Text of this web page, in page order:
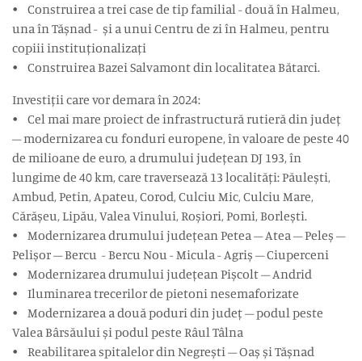
• Construirea a trei case de tip familial - două în Halmeu,
una în Tășnad - și a unui Centru de zi în Halmeu, pentru
copiii instituționalizați
• Construirea Bazei Salvamont din localitatea Bătarci.
Investiții care vor demara în 2024:
• Cel mai mare proiect de infrastructură rutieră din județ
– modernizarea cu fonduri europene, în valoare de peste 40
de milioane de euro, a drumului județean DJ 193, în
lungime de 40 km, care traversează 13 localități: Păulești,
Ambud, Petin, Apateu, Corod, Culciu Mic, Culciu Mare,
Cărășeu, Lipău, Valea Vinului, Roșiori, Pomi, Borlești.
• Modernizarea drumului județean Petea – Atea – Peleș –
Pelișor – Bercu - Bercu Nou - Micula - Agriș – Ciuperceni
• Modernizarea drumului județean Pișcolt – Andrid
• Iluminarea trecerilor de pietoni nesemaforizate
• Modernizarea a două poduri din județ – podul peste
Valea Bârsăului și podul peste Râul Tâlna
• Reabilitarea spitalelor din Negrești – Oaș și Tășnad